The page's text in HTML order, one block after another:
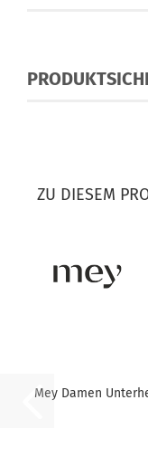
ZU DIESEM
Mey Damen